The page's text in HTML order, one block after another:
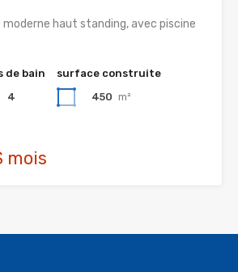
moderne haut standing, avec piscine
de bain
4
surface construite
450 m²
mois